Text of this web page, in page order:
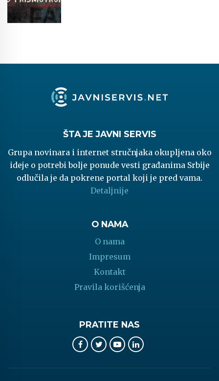
ŠTA JE JAVNI SERVIS
Grupa novinara i internet stručnjaka okupljena oko
ideje o potrebi bolje ponude vesti građanima Srbije
odlučila je da pokrene portal koji je pred vama.
Detaljnije
O NAMA
O nama
Impresum
Kontakt
Pravila korišćenja
PRATITE NAS